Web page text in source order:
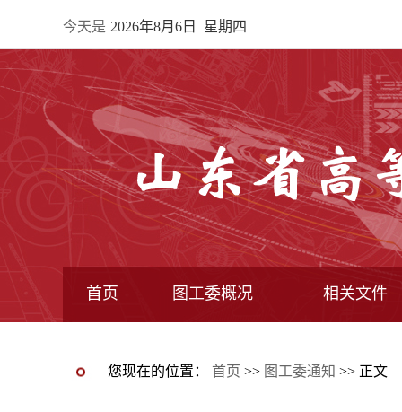
今天是 2026年8月6日 星期四
首页 图工委概况 相关文件
您现在的位置： 首页 >> 图工委通知 >> 正文